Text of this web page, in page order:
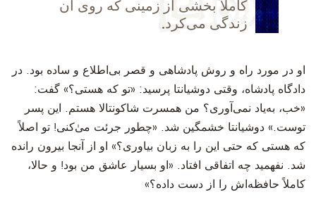
کاملاً بخشی از زمینی که روی آن
زندگی می‌کرد.
‫او در مورد راه و روش پادشاهی و قصر بی‌اطلاع و ساده بود. در
دادگاه پادشاه، وقتی دوشیانتا پرسید: «تو که هستی؟» گفت:
«خب، به‌‌یاد نمی‌آوری؟ من همسرت شاکونتالا هستم. این پسر
توست.» دوشیانتا خشمگین شد. «چطور جرئت میٰ‌‌کنی! تو اصلاً
که هستی که حتی این را به زبان بیاوری؟» او از آنجا بیرون رانده
شد. نفهمید چه اتفاقی افتاد. «او بسیار عاشق من بود! و حالا،
کاملاً حافظه‌اش را از دست داده؟»